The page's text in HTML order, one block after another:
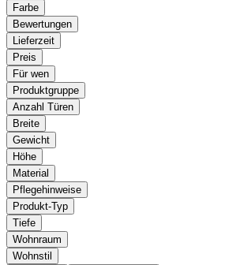
Farbe
Bewertungen
Lieferzeit
Preis
Für wen
Produktgruppe
Anzahl Türen
Breite
Gewicht
Höhe
Material
Pflegehinweise
Produkt-Typ
Tiefe
Wohnraum
Wohnstil